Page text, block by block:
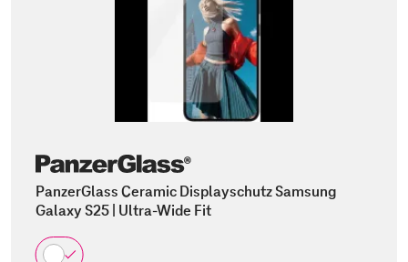
PanzerGlass Ceramic Displayschutz Samsung
Galaxy S25 | Ultra-Wide Fit